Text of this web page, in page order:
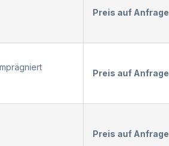
Preis auf Anfrage
Preis auf Anfrage
Preis auf Anfrage